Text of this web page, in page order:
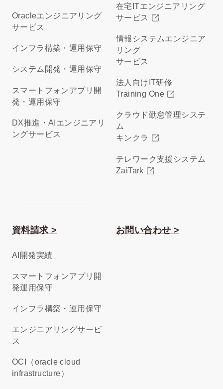
Oracleエンジニアリング
サービス
インフラ構築・運用保守
システム開発・運用保守
スマートフォンアプリ開
発・運用保守
DX推進・AIエンジニアリ
ングサービス
在宅ITエンジニアリング
サービス
情報システムエンジニア
リング
サービス
法人向けIT研修
Training One
クラウド勤怠管理システ
ム
キンクラ
テレワーク支援システム
ZaiTark
資料請求 >
AI開発実績
スマートフォンアプリ開
発運用保守
インフラ構築・運用保守
エンジニアリングサービ
ス
OCI（oracle cloud
infrastructure）
お問い合わせ >